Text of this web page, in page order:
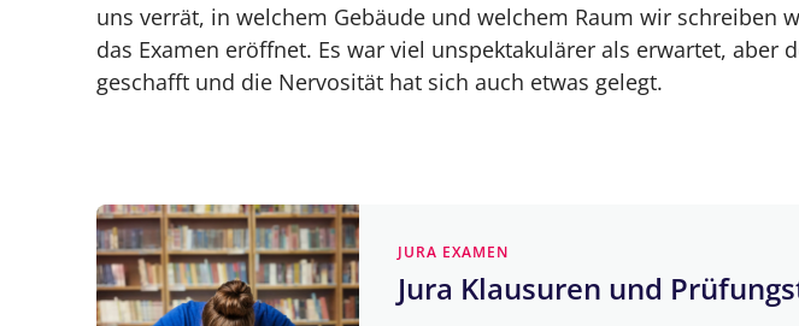
uns verrät, in welchem Gebäude und welchem Raum wir schreiben
das Examen eröffnet. Es war viel unspektakulärer als erwartet, aber
geschafft und die Nervosität hat sich auch etwas gelegt.
JURA EXAMEN
Jura Klausuren und